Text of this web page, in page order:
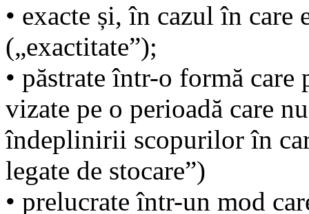
• exacte și, în cazul în care
(„exactitate”);
• păstrate într-o formă
vizate pe o perioadă care
îndeplinirii scopurilor în
legate de stocare”)
• prelucrate într-un mod